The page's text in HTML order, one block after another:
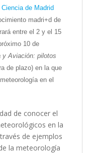
de Madrid
madri+d de
entre el 2 y el 15
10 de
y Aviación: pilotos
de plazo) en la que
en el
de conocer el
en la
de ejemplos
la meteorología